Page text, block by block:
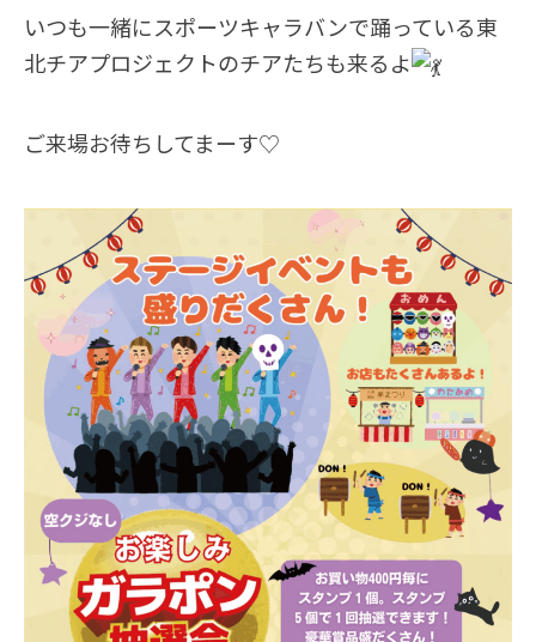
いつも一緒にスポーツキャラバンで踊っている東
北チアプロジェクトのチアたちも来るよ
ご来場お待ちしてまーす♡